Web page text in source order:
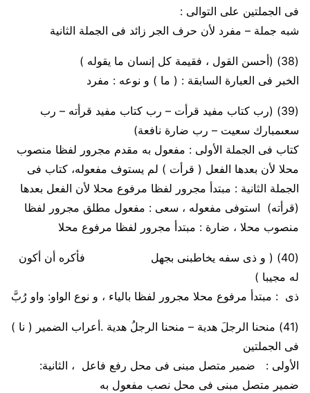
فى الجملتين على التوالى :
شبه جملة – مفرد لأن حرف الجر زائد فى الجملة الثانية
(38)
(أحسن القول ، فقيمة كل إنسان ما يقوله )
الخبر فى العبارة السابقة : ( ما ) و نوعه : مفرد
(39) (رب كتاب مفيد قرأت – رب كتاب مفيد قرأته – رب
سعىمبارك سعيت – رب ضارة نافعة)
كتاب فى الجملة الأولى : مفعول به مقدم مجرور لفظا منصوب
محلا لأن بعدها الفعل ( قرأت ) لم يستوف مفعوله، كتاب فى
الجملة الثانية : مبتدأ مجرور لفظا مرفوع محلا لأن الفعل بعدها
(قرأته) استوفى مفعوله ، سعى : مفعول مطلق مجرور لفظا
منصوب محلا ، ضارة : مبتدأ مجرور لفظا مرفوع محلا
(40)
( و ذى سفه يخاطبنى بجهل فأكره أن أكون
له مجيبا )
ذى : مبتدأ مرفوع محلا مجرور لفظا بالياء ، و نوع الواو: واو رُبَّ
(41)
منحنا الرجلَ هدية – منحنا الرجلُ هدية .أعراب الضمير ( نا )
فى الجملتين
الأولى : ضمير متصل مبنى فى محل رفع فاعل ، الثانية:
ضمير متصل مبنى فى محل نصب مفعول به